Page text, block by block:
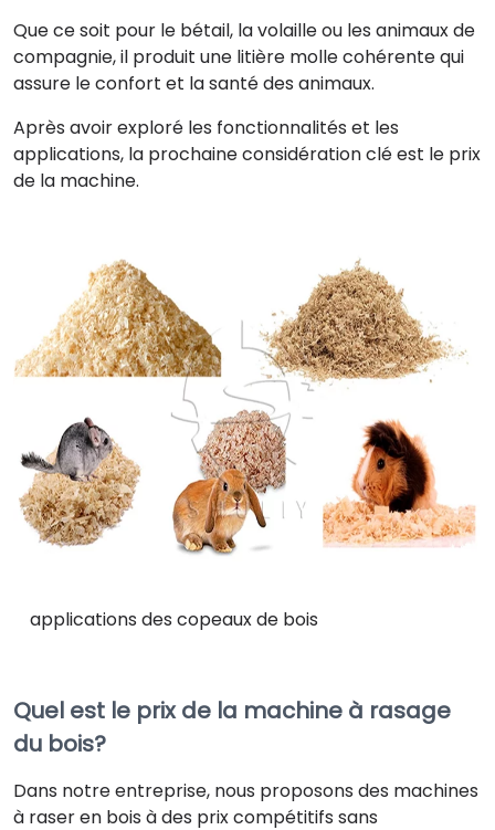
Que ce soit pour le bétail, la volaille ou les animaux de
compagnie, il produit une litière molle cohérente qui
assure le confort et la santé des animaux.
Après avoir exploré les fonctionnalités et les
applications, la prochaine considération clé est le prix
de la machine.
applications des copeaux de bois
Quel est le prix de la machine à rasage
du bois?
Dans notre entreprise, nous proposons des machines
à raser en bois à des prix compétitifs sans